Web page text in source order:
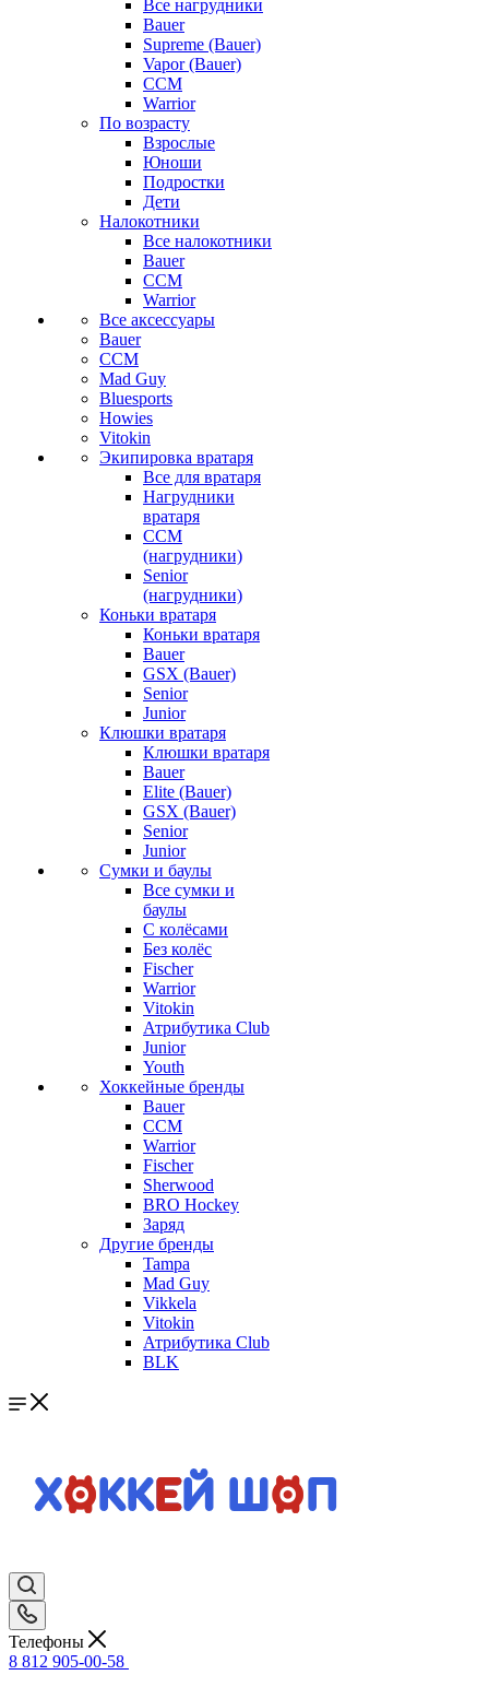
Все нагрудники
Bauer
Supreme (Bauer)
Vapor (Bauer)
CCM
Warrior
По возрасту
Взрослые
Юноши
Подростки
Дети
Налокотники
Все налокотники
Bauer
CCM
Warrior
Все аксессуары
Bauer
CCM
Mad Guy
Bluesports
Howies
Vitokin
Экипировка вратаря
Все для вратаря
Нагрудники
вратаря
CCM
(нагрудники)
Senior
(нагрудники)
Коньки вратаря
Коньки вратаря
Bauer
GSX (Bauer)
Senior
Junior
Клюшки вратаря
Клюшки вратаря
Bauer
Elite (Bauer)
GSX (Bauer)
Senior
Junior
Сумки и баулы
Все сумки и
баулы
С колёсами
Без колёс
Fischer
Warrior
Vitokin
Атрибутика Club
Junior
Youth
Хоккейные бренды
Bauer
CCM
Warrior
Fischer
Sherwood
BRO Hockey
Заряд
Другие бренды
Tampa
Mad Guy
Vikkela
Vitokin
Атрибутика Club
BLK
Телефоны
8 812 905-00-58